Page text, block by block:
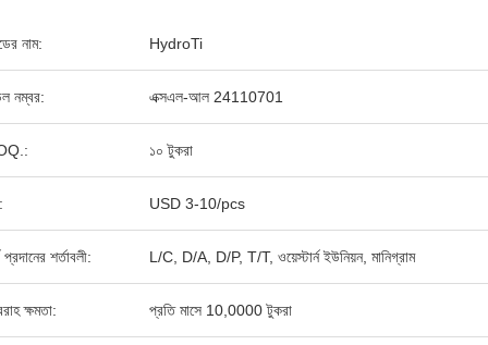
নাম: HydroTi
নম্বর: এক্সএল-আল 24110701
১০ টুকরা
USD 3-10/pcs
প্রদানের শর্তাবলী: L/C, D/A, D/P, T/T, ওয়েস্টার্ন ইউনিয়ন, মানিগ্রাম
ক্ষমতা: প্রতি মাসে 10,0000 টুকরা